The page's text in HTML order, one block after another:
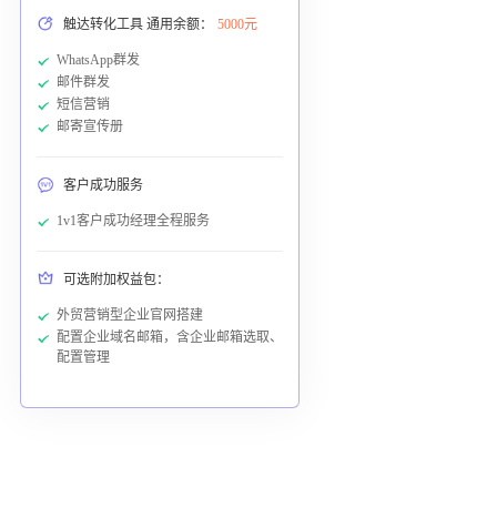
触达转化工具 通用余额： 5000元
WhatsApp群发
邮件群发
短信营销
邮寄宣传册
客户成功服务
1v1客户成功经理全程服务
可选附加权益包：
外贸营销型企业官网搭建
配置企业域名邮箱，含企业邮箱选取、
配置管理